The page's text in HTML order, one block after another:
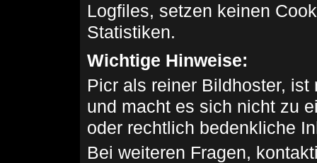
Logfiles, setzen keinen
Statistiken.
Wichtige Hinweise:
Picr als reiner Bildhoster,
und macht es sich nicht zu
oder rechtlich bedenkliche
Bei weiteren Fragen,